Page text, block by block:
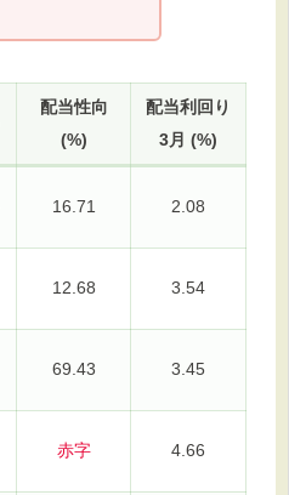
配当性向
(%)
配当利回り
3月 (%)
16.71 2.08
12.68 3.54
69.43 3.45
赤字 4.66